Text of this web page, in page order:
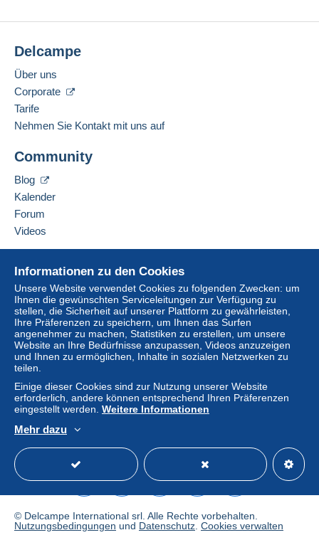
Informationen zu den Cookies
Unsere Website verwendet Cookies zu folgenden Zwecken: um
Ihnen die gewünschten Serviceleitungen zur Verfügung zu
stellen, die Sicherheit auf unserer Plattform zu gewährleisten,
Ihre Präferenzen zu speichern, um Ihnen das Surfen
angenehmer zu machen, Statistiken zu erstellen, um unsere
Website an Ihre Bedürfnisse anzupassen, Videos anzuzeigen
und Ihnen zu ermöglichen, Inhalte in sozialen Netzwerken zu
teilen.
Einige dieser Cookies sind zur Nutzung unserer Website
erforderlich, andere können entsprechend Ihren Präferenzen
eingestellt werden. Weitere Informationen
Mehr dazu
Delcampe
Über uns
Corporate
Tarife
Nehmen Sie Kontakt mit uns auf
Community
Blog
Kalender
Forum
Videos
Online-Hilfe
Auf Delcampe kaufen
Auf Delcampe verkaufen
Eine sichere Website
© Delcampe International srl. Alle Rechte vorbehalten.
Nutzungsbedingungen und Datenschutz. Cookies verwalten